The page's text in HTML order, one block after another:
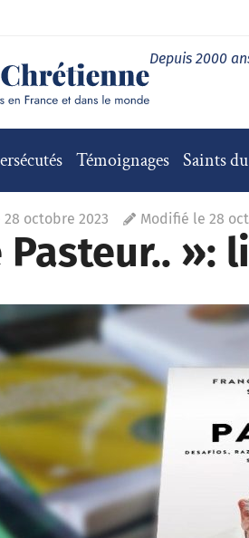
Depuis 2000
Témoignages Saints
28 octobre 2023 Modifié le 28
Pasteur.. »: